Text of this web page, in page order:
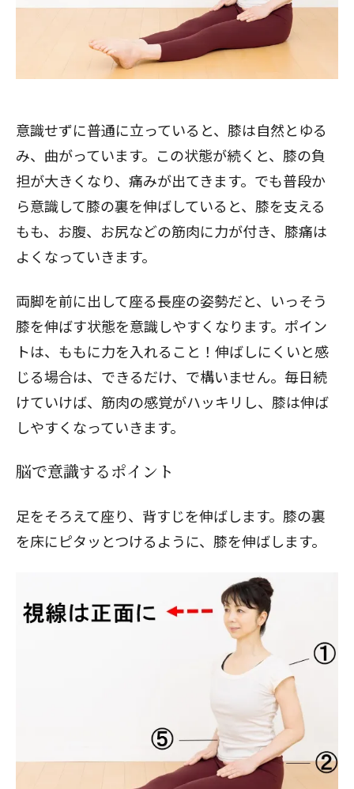
意識せずに普通に立っていると、膝は自然とゆる
み、曲がっています。この状態が続くと、膝の負
担が大きくなり、痛みが出てきます。でも普段か
ら意識して膝の裏を伸ばしていると、膝を支える
もも、お腹、お尻などの筋肉に力が付き、膝痛は
よくなっていきます。
両脚を前に出して座る長座の姿勢だと、いっそう
膝を伸ばす状態を意識しやすくなります。ポイン
トは、ももに力を入れること！伸ばしにくいと感
じる場合は、できるだけ、で構いません。毎日続
けていけば、筋肉の感覚がハッキリし、膝は伸ば
しやすくなっていきます。
脳で意識するポイント
足をそろえて座り、背すじを伸ばします。膝の裏
を床にピタッとつけるように、膝を伸ばします。